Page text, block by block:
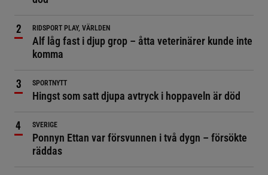
RIDSPORT PLAY, VÄRLDEN
Alf låg fast i djup grop – åtta veterinärer kunde inte
komma
SPORTNYTT
Hingst som satt djupa avtryck i hoppaveln är död
SVERIGE
Ponnyn Ettan var försvunnen i två dygn – försökte
räddas